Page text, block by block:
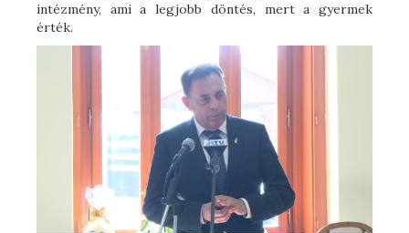
intézmény, ami a legjobb döntés, mert a gyermek
érték.